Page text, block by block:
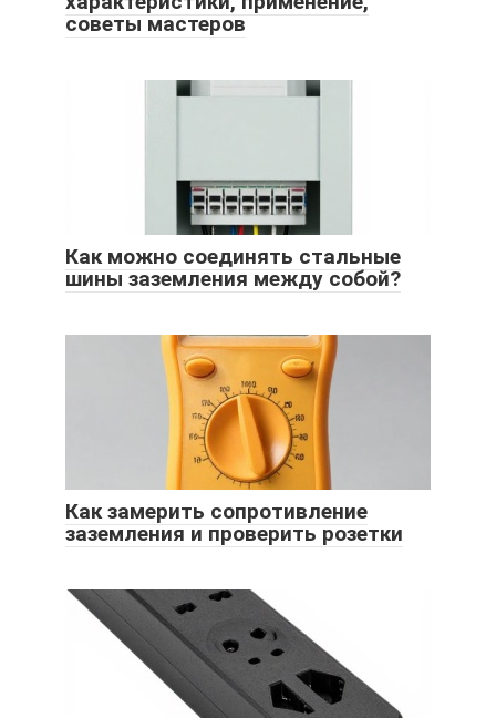
советы мастеров
Как можно соединять стальные
шины заземления между собой?
Как замерить сопротивление
заземления и проверить розетки